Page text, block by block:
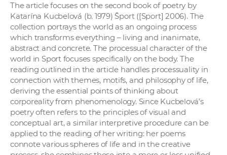
The article focuses on the second book of poetry by
Katarína Kucbelová (b. 1979) Šport ([Sport] 2006). The
collection portrays the world as an ongoing process
which transforms everything – living and inanimate,
abstract and concrete. The processual character of the
world in Sport focuses specifically on the body. The
reading outlined in the article handles processuality in
connection with themes, motifs, and philosophy of life,
deriving the essential points of thinking about
corporeality from phenomenology. Since Kucbelová’s
poetry often refers to the principles of visual and
conceptual art, a similar interpretive procedure can be
applied to the reading of her writing: her poems
connote various spheres of life and in the creative